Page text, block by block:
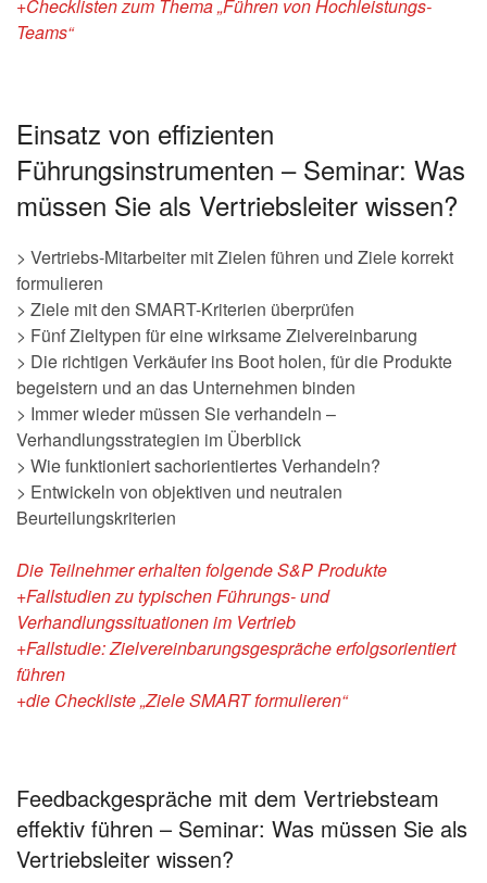
+Checklisten zum Thema „Führen von Hochleistungs-
Teams“
Einsatz von effizienten
Führungsinstrumenten – Seminar: Was
müssen Sie als Vertriebsleiter wissen?
> Vertriebs-Mitarbeiter mit Zielen führen und Ziele korrekt
formulieren
> Ziele mit den SMART-Kriterien überprüfen
> Fünf Zieltypen für eine wirksame Zielvereinbarung
> Die richtigen Verkäufer ins Boot holen, für die Produkte
begeistern und an das Unternehmen binden
> Immer wieder müssen Sie verhandeln –
Verhandlungsstrategien im Überblick
> Wie funktioniert sachorientiertes Verhandeln?
> Entwickeln von objektiven und neutralen
Beurteilungskriterien
Die Teilnehmer erhalten folgende S&P Produkte
+Fallstudien zu typischen Führungs- und
Verhandlungssituationen im Vertrieb
+Fallstudie: Zielvereinbarungsgespräche erfolgsorientiert
führen
+die Checkliste „Ziele SMART formulieren“
Feedbackgespräche mit dem Vertriebsteam
effektiv führen – Seminar: Was müssen Sie als
Vertriebsleiter wissen?